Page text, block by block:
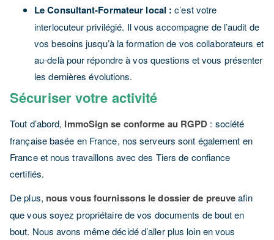
Le Consultant-Formateur local : c’est votre
interlocuteur privilégié. Il vous accompagne de l’audit de
vos besoins jusqu’à la formation de vos collaborateurs et
au-delà pour répondre à vos questions et vous présenter
les dernières évolutions.
Sécuriser votre activité
Tout d’abord, ImmoSign se conforme au RGPD : société
française basée en France, nos serveurs sont également en
France et nous travaillons avec des Tiers de confiance
certifiés.
De plus, nous vous fournissons le dossier de preuveafin
que vous soyez propriétaire de vos documents de bout en
bout. Nous avons même décidé d’aller plus loin en vous